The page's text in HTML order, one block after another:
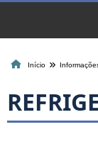
Início